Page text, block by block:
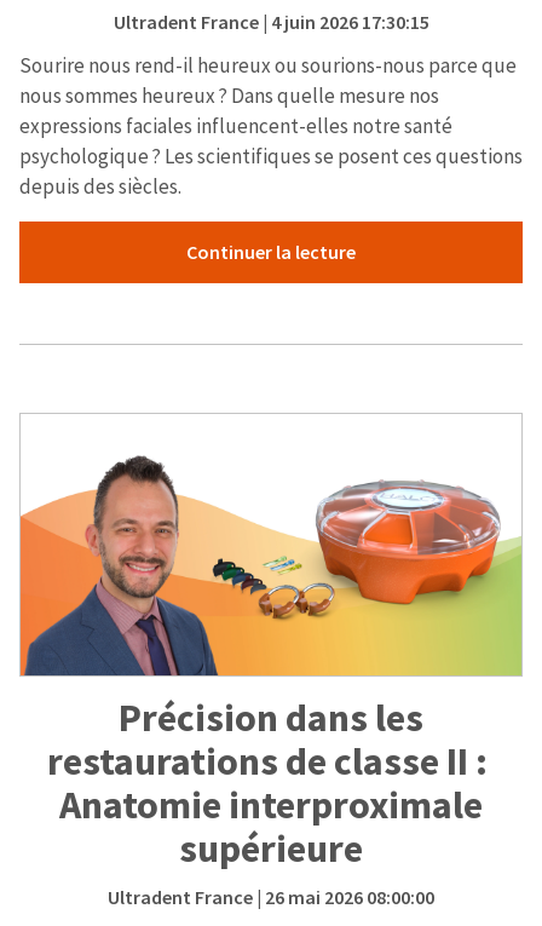
Ultradent France| 4 juin 2026 17:30:15
Sourire nous rend-il heureux ou sourions-nous parce que
nous sommes heureux ? Dans quelle mesure nos
expressions faciales influencent-elles notre santé
psychologique ? Les scientifiques se posent ces questions
depuis des siècles.
Continuer la lecture
Précision dans les
restaurations de classe II :
Anatomie interproximale
supérieure
Ultradent France| 26 mai 2026 08:00:00